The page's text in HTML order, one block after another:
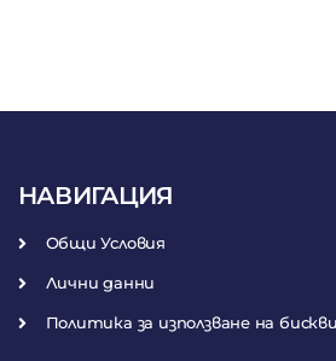
НАВИГАЦИЯ
Общи Условия
Лични данни
Политика за използване на